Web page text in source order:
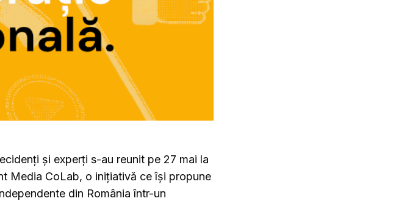
și experți s-au reunit pe 27 mai la
Media CoLab, o inițiativă ce își propune
din România într-un